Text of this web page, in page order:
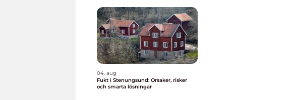
04. aug
Fukt i Stenungsund: Orsaker, risker
och smarta lösningar